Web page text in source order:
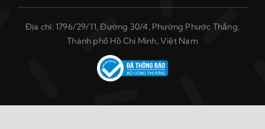
Địa chỉ: 1796/29/11, Đường 30/4, Phường Phước Thắng,
Thành phố Hồ Chí Minh, Việt Nam